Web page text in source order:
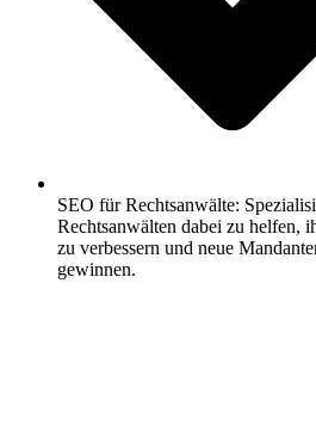
SEO für Rechtsanwälte:
Rechtsanwälten dabei zu helfen,
zu verbessern und neue
gewinnen.